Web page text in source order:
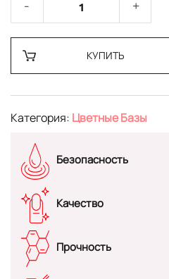
КУПИТЬ
Категория: Цветные Базы
Безопасность
Качество
Прочность